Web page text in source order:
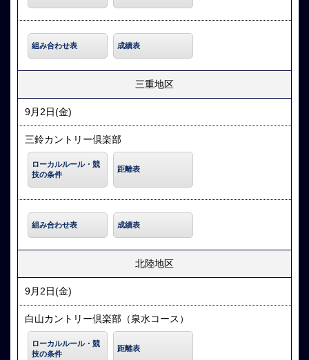
組み合わせ表 成績表
三重地区
9月2日(金)
三鈴カントリー倶楽部
ローカルルール・競
技の条件
距離表
組み合わせ表 成績表
北陸地区
9月2日(金)
白山カントリー倶楽部（泉水コース）
ローカルルール・競
技の条件
距離表